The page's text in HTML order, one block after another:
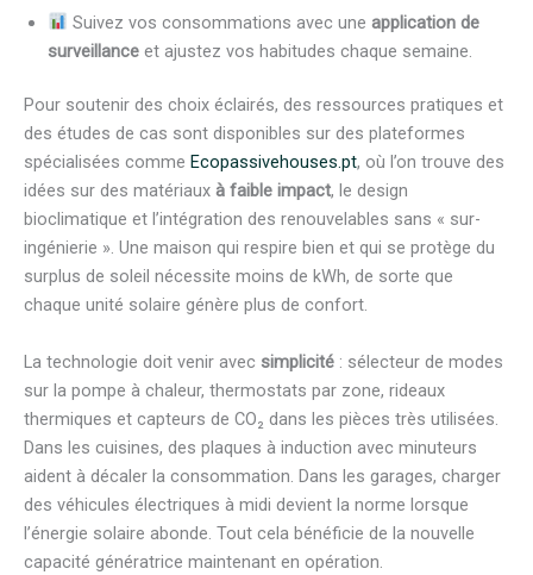
Suivez vos consommations avec une application de
surveillance et ajustez vos habitudes chaque semaine.
Pour soutenir des choix éclairés, des ressources pratiques et
des études de cas sont disponibles sur des plateformes
spécialisées comme Ecopassivehouses.pt, où l’on trouve des
idées sur des matériaux à faible impact, le design
bioclimatique et l’intégration des renouvelables sans « sur-
ingénierie ». Une maison qui respire bien et qui se protège du
surplus de soleil nécessite moins de kWh, de sorte que
chaque unité solaire génère plus de confort.
La technologie doit venir avec simplicité : sélecteur de modes
sur la pompe à chaleur, thermostats par zone, rideaux
thermiques et capteurs de CO₂ dans les pièces très utilisées.
Dans les cuisines, des plaques à induction avec minuteurs
aident à décaler la consommation. Dans les garages, charger
des véhicules électriques à midi devient la norme lorsque
l’énergie solaire abonde. Tout cela bénéficie de la nouvelle
capacité génératrice maintenant en opération.